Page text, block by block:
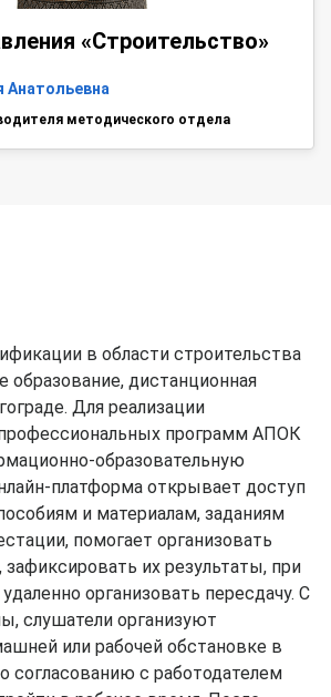
«Строительство»
Анатольевна
методического отдела
в области строительства
образование, дистанционная
Для реализации
программ АПОК
образовательную
платформа открывает доступ
и материалам, заданиям
помогает организовать
их результаты, при
организовать пересдачу. С
слушатели организуют
или рабочей обстановке в
согласованию с работодателем